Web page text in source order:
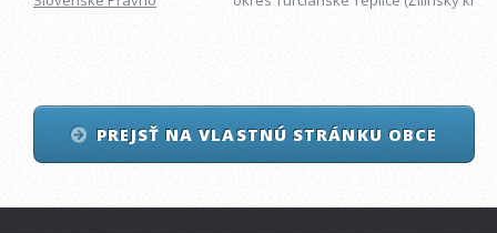
PREJSŤ NA VLASTNÚ STRÁNKU OBCE